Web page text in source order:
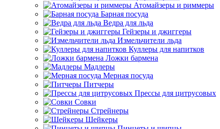
Атомайзеры и риммеры
Барная посуда
Ведра для льда
Гейзеры и джиггеры
Измельчители льда
Куллеры для напитков
Ложки бармена
Мадлеры
Мерная посуда
Питчеры
Прессы для цитрусовых
Совки
Стрейнеры
Шейкеры